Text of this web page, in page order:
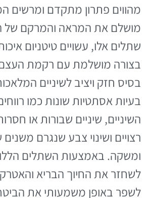
מהווים פתרון מתקדם ומרשים
מושלם את המראה והמרקם של
שתלים אלו, עשויים טיטניום
בצורה מושלמת עם רקמת
בסיס חזק ויציב לשיניים
בעיות אסתטיות שונות כמו
השיניים, שיניים שבורות או
רצויים ושינוי צבע שנגרם
ומשקה. באמצעות השתלים
לשחזר את החיוך הבריא
לשפר באופן משמעותי את